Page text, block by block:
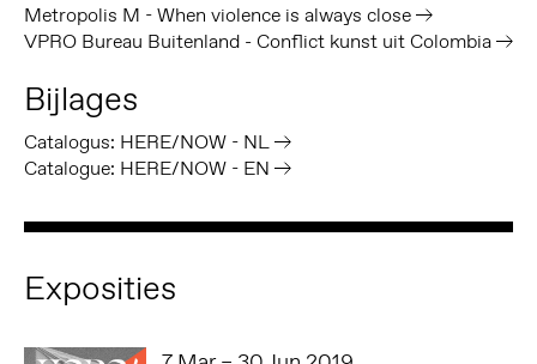
Metropolis M - When violence is always close
VPRO Bureau Buitenland - Conflict kunst uit Colombia
Bijlages
Catalogus: HERE/NOW - NL
Catalogue: HERE/NOW - EN
Exposities